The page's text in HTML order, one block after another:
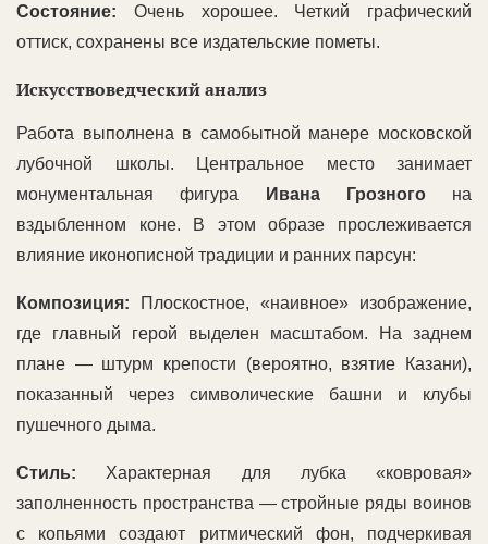
Состояние: Очень хорошее. Четкий графический
оттиск, сохранены все издательские пометы.
Искусствоведческий анализ
Работа выполнена в самобытной манере московской
лубочной школы. Центральное место занимает
монументальная фигура
Ивана Грозногона
вздыбленном коне. В этом образе прослеживается
влияние иконописной традиции и ранних парсун:
Композиция: Плоскостное, «наивное» изображение,
где главный герой выделен масштабом. На заднем
плане — штурм крепости (вероятно, взятие Казани),
показанный через символические башни и клубы
пушечного дыма.
Стиль: Характерная для лубка «ковровая»
заполненность пространства — стройные ряды воинов
с копьями создают ритмический фон, подчеркивая